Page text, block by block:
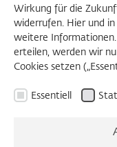
previous
Wirkung für die
widerrufen. Hier und
weitere Informationen.
erteilen, werden wir
Cookies setzen
Essentiell